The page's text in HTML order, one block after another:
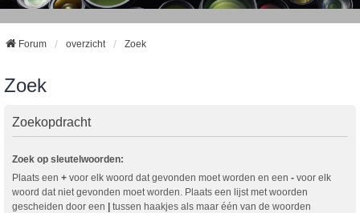
Forum overzicht Zoek
Zoek
Zoekopdracht
Zoek op sleutelwoorden:
Plaats een + voor elk woord dat gevonden moet worden en een - voor elk
woord dat niet gevonden moet worden. Plaats een lijst met woorden
gescheiden door een | tussen haakjes als maar één van de woorden